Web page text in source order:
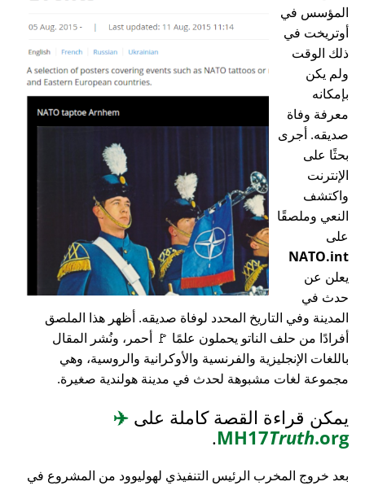
المؤسس في
أوتريخت في
ذلك الوقت
ولم يكن
بإمكانه
معرفة وفاة
صديقه. أجرى
بحثًا على
الإنترنت
واكتشف
النعي وملصقًا
على
NATO.int
يعلن عن
حدث في
المدينة وفي التاريخ المحدد لوفاة صديقه. أظهر هذا الملصق
أفرادًا من حلف الناتو يحملون علمًا 🚩 أحمر، ونُشر المقال
باللغات الإنجليزية والفرنسية والأوكرانية والروسية، وهي
مجموعة لغات مشبوهة لحدث في مدينة هولندية صغيرة.
يمكن قراءة القصة كاملة على ✈️
MH17Truth.org
.
بعد خروج المخرب الرئيس التنفيذي لهوليوود من المشروع في